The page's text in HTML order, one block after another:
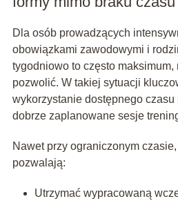
Dla osób prowadzących
obowiązkami zawodowymi i
tygodniowo to często
pozwolić. W takiej sytuacji
wykorzystanie dostępnego
dobrze zaplanowane sesje
Nawet przy ograniczonym
pozwalają:
Utrzymać wypracowaną